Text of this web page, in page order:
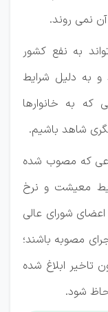
آن نمی روند.
به نفع کشور
و به دلیل شرایط
به خانوارها
شاهد باشیم.
که مصوب شده
معیشت و نرخ
شورای عالی
مصوبه باشند؛
تاخیر ابلاغ شده
شود.